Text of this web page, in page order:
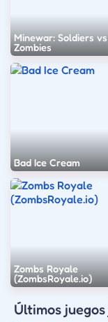
Minewar: Soldiers vs
Zombies
Bad Ice Cream
Zombs Royale
(ZombsRoyale.io)
Últimos